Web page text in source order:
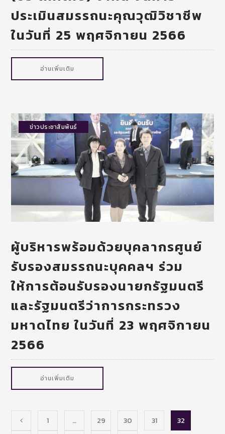
ประเมินสมรรถนะคุณวุฒิวิชาชีพ
ในวันที่ 25 พฤศจิกายน 2566
อ่านเพิ่มเติม
ข่าวประชาสัมพันธ์
ผู้บริหารพร้อมด้วยบุคลากรศูนย์
รับรองสมรรถนะบุคคลฯ ร่วม
ให้การต้อนรับรองนายกรัฐมนตรี
และรัฐมนตรีว่าการกระทรวง
มหาดไทย ในวันที่ 23 พฤศจิกายน
2566
อ่านเพิ่มเติม
1 … 29 30 31
32